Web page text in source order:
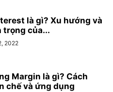
là gì? Xu hướng và
trọng của...
2022
Margin là gì? Cách
chế và ứng dụng